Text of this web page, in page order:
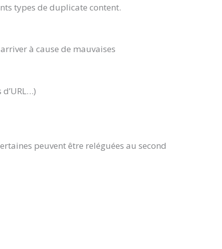
types de duplicate content.
à cause de mauvaises
peuvent être reléguées au second